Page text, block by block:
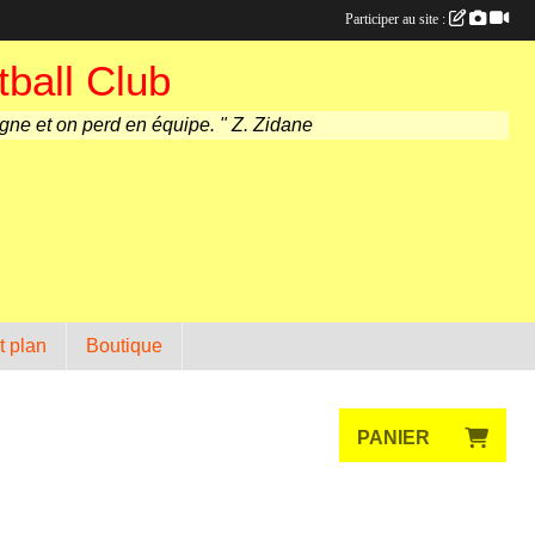
Club
et on perd en équipe. " Z. Zidane
plan Boutique
PANIER
Participer au site :